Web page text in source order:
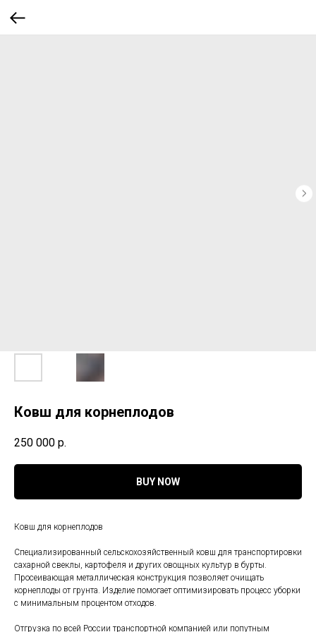
Ковш для корнеплодов
250 000 р.
BUY NOW
Ковш для корнеплодов
Специализированный сельскохозяйственный ковш для транспортировки
сахарной свеклы, картофеля и других овощных культур в бурты.
Просеивающая металлическая конструкция позволяет очищать
корнеплоды от грунта. Изделие помогает оптимизировать процесс уборки
с минимальным процентом отходов.
Отгрузка по всей России транспортной компанией или попутным